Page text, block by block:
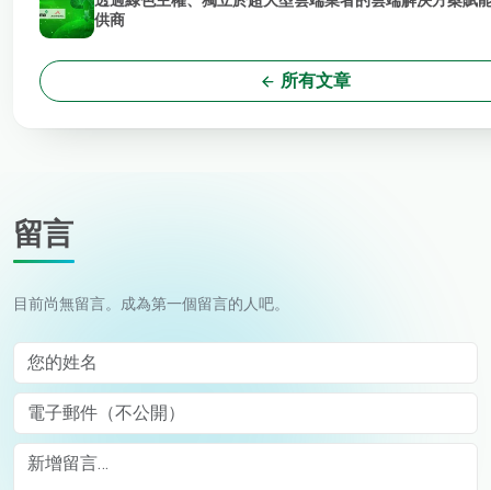
供商
所有文章
留言
目前尚無留言。成為第一個留言的人吧。
您的姓名
電子郵件（不公開）
Comment